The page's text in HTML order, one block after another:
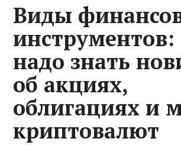
Виды
инструментов:
надо знать
об акциях,
облигациях и
криптовалют